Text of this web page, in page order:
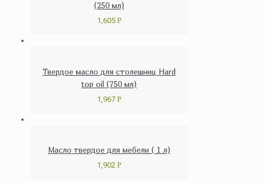
(250 мл)
1,605 Р
Твердое масло для столешниц Hard
top oil (750 мл)
1,967 Р
Масло твердое для мебели ( 1 л)
1,902 Р